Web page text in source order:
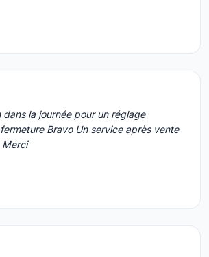
dans la journée pour un réglage
Bravo Un service après vente
Merci